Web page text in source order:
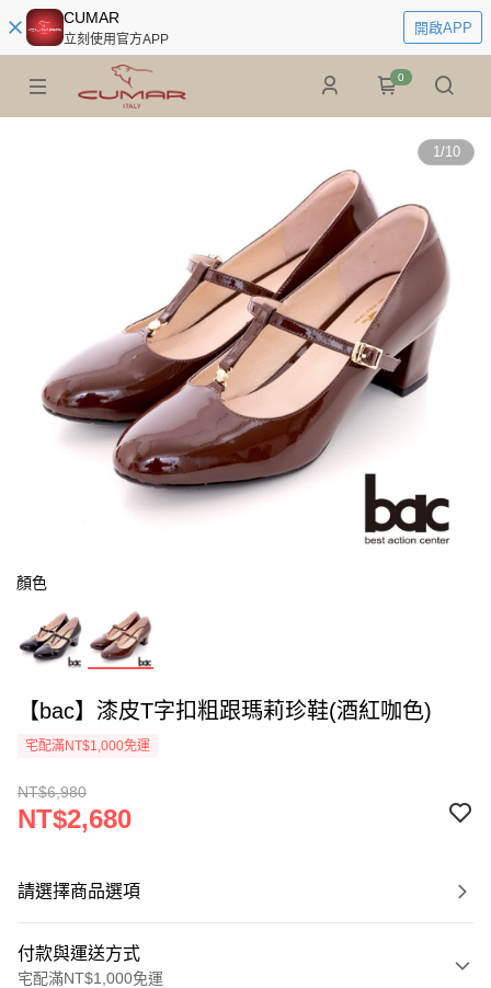
CUMAR
立刻使用官方APP
開啟APP
0
1/10
顏色
【bac】漆皮T字扣粗跟瑪莉珍鞋(酒紅咖色)
宅配滿NT$1,000免運
NT$6,980
NT$2,680
請選擇商品選項
付款與運送方式
宅配滿NT$1,000免運